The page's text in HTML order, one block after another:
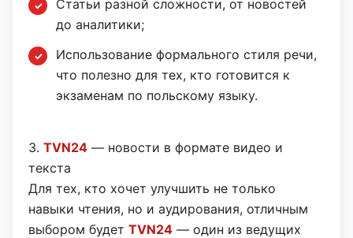
Статьи разной сложности, от новостей
до аналитики;
Использование формального стиля речи,
что полезно для тех, кто готовится к
экзаменам по польскому языку.
3. TVN24 — новости в формате видео и
текста
Для тех, кто хочет улучшить не только
навыки чтения, но и аудирования, отличным
выбором будет TVN24 — один из ведущих